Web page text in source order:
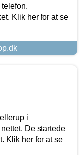
Klik her for at se
i
De startede
Klik her for at se